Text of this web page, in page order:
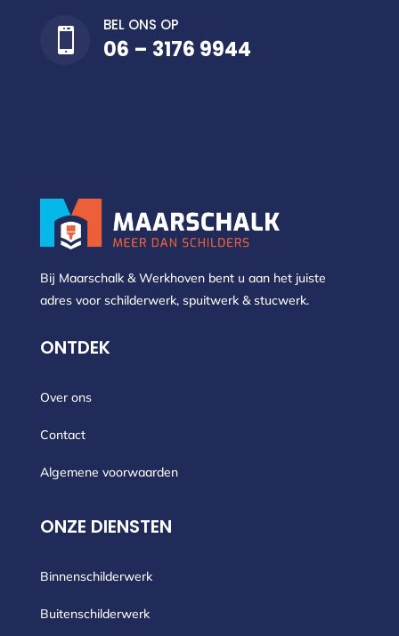

BEL ONS OP
06 – 3176 9944
Bij Maarschalk & Werkhoven bent u aan het juiste
adres voor schilderwerk, spuitwerk & stucwerk.
ONTDEK
Over ons
Contact
Algemene voorwaarden
ONZE DIENSTEN
Binnenschilderwerk
Buitenschilderwerk